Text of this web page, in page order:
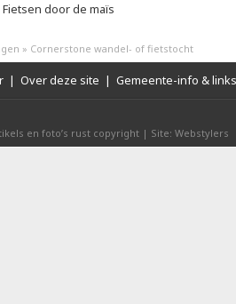
Fietsen door de maïs
» Cornerstone wandel- of fietstocht
| Over deze site | Gemeente-info & links
en foto’s rust copyright | Site: Webstylers